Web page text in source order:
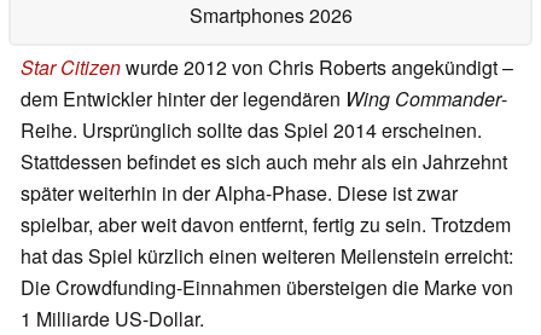
Smartphones 2026
Star Citizenwurde 2012 von Chris Roberts angekündigt –
dem Entwickler hinter der legendären Wing Commander-
Reihe. Ursprünglich sollte das Spiel 2014 erscheinen.
Stattdessen befindet es sich auch mehr als ein Jahrzehnt
später weiterhin in der Alpha-Phase. Diese ist zwar
spielbar, aber weit davon entfernt, fertig zu sein. Trotzdem
hat das Spiel kürzlich einen weiteren Meilenstein erreicht:
Die Crowdfunding-Einnahmen übersteigen die Marke von
1 Milliarde US-Dollar.